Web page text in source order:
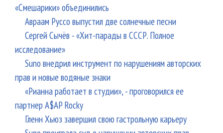
«Смешарики» объединились
Авраам Руссо выпустил две солнечные песни
Сергей Сычёв - «Хит-парады в СССР. Полное
исследование»
Suno внедрил инструмент по нарушениям авторских
прав и новые водяные знаки
«Рианна работает в студии», - проговорился ее
партнер A$AP Rocky
Гленн Хьюз завершил свою гастрольную карьеру